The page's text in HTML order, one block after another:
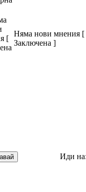
Няма нови мнения [
Заключена ]
Иди